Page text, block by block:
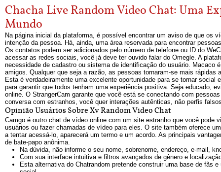
Chacha Live Random Video Chat: Uma
Mundo
Na página inicial da plataforma, é possível encontrar um aviso de que os
intenção da pessoa. Há, ainda, uma área reservada para encontrar
Os contatos podem ser adicionados pelo número de telefone ou ID do
acessar as redes sociais, você já deve ter ouvido falar do Omegle. A
necessidade de cadastro ou sistema de identificação do usuário.
amigos. Qualquer que seja a razão, as pessoas tornaram-se mais
Esta é verdadeiramente uma excelente oportunidade para se tornar
para garantir que todos tenham uma experiência positiva. Seja educado,
online. O StrangerCam garante que você está se conectando com
conversa com estranhos, você quer interações autênticas, não perfis
Opinião Usuários Sobre Xv Random Video Chat
Camgo é outro chat de vídeo online com um site estranho que você pode
usuários ou fazer chamadas de vídeo para eles. O site também oferece
a tentar acessá-lo, aparecerá um termo e um acordo. As principais
de bate-papo anônima.
Na dúvida, não informe o seu nome, sobrenome, endereço, e-mail,
Com sua interface intuitiva e filtros avançados de gênero e
Esta alternativa do Chatrandom pretende construir uma base de fãs